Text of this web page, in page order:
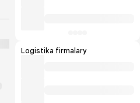
Logistika firmalary